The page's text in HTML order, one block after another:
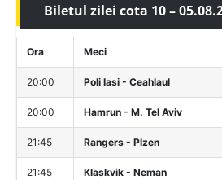
Biletul zilei cota 10 –
Ora Meci
20:00 Poli Iasi - Ceahlaul
20:00 Hamrun - M. Tel Aviv
21:45 Rangers - Plzen
21:45 Klaskvik - Neman